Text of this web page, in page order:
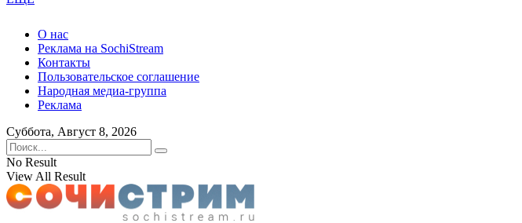
О нас
Реклама на SochiStream
Контакты
Пользовательское соглашение
Народная медиа-группа
Реклама
Суббота, Август 8, 2026
No Result
View All Result